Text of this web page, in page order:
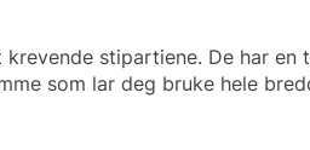
stipartiene. De har
som lar deg bruke hele